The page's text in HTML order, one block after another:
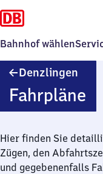
Bahnhof wählen
Denzlingen
Fahrpläne
Hier finden Sie
Zügen, den
und gegebenenfalls